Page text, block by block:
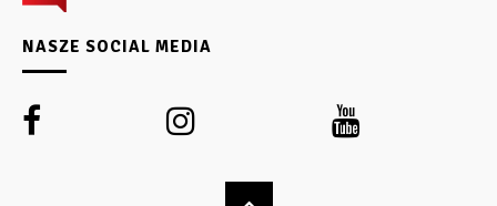
NASZE SOCIAL MEDIA